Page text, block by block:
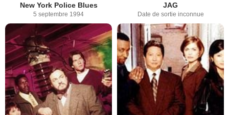
New York Police Blues
5 septembre 1994
JAG
Date de sortie inconnue